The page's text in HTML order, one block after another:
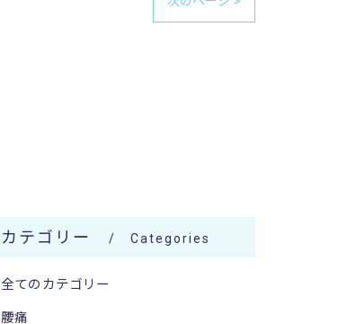
カテゴリー Categories
全てのカテゴリー
腰痛